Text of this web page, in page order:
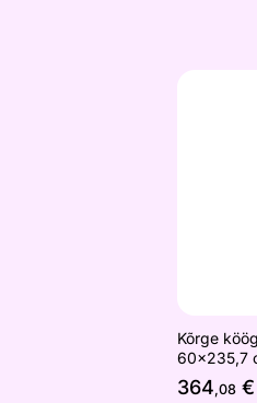
Kõrge
Kõrge
60x235,7
364,08 €